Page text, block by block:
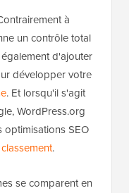
à
un contrôle total
d'ajouter
développer votre
. Et lorsqu'il s'agit
WordPress.org
SEO
.
se comparent en